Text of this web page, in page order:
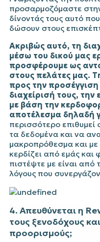
προσαρμοζόμαστε
δίνοντάς τους αυτό
δώσουν στους
Ακριβώς αυτό, τη
μέσω του δικού μας
προσφέρουμε ως
στους πελάτες μας.
προς την
διαχείρισή τους,
με βάση την
αποτέλεσμα δηλαδή
περισσότερο
τα δεδομένα και να
μακροπρόθεσμα και
κερδίζει από εμάς και
πιστέψτε με είναι από
λόγους που
4. Απευθύνεται η
τους ξενοδόχους
προορισμούς;